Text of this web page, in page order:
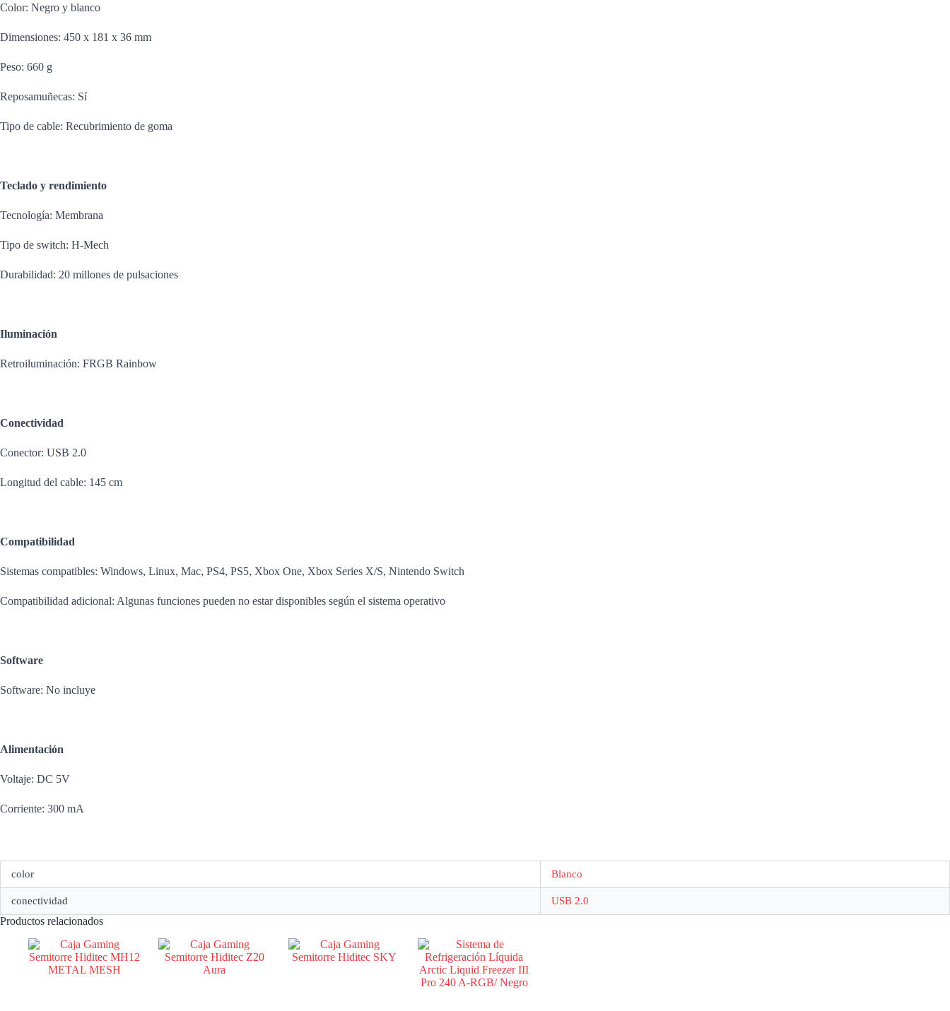
Color: Negro y blanco
Dimensiones: 450 x 181 x 36 mm
Peso: 660 g
Reposamuñecas: Sí
Tipo de cable: Recubrimiento de goma
Teclado y rendimiento
Tecnología: Membrana
Tipo de switch: H-Mech
Durabilidad: 20 millones de pulsaciones
Iluminación
Retroiluminación: FRGB Rainbow
Conectividad
Conector: USB 2.0
Longitud del cable: 145 cm
Compatibilidad
Sistemas compatibles: Windows, Linux, Mac, PS4, PS5, Xbox One, Xbox Series X/S, Nintendo Switch
Compatibilidad adicional: Algunas funciones pueden no estar disponibles según el sistema operativo
Software
Software: No incluye
Alimentación
Voltaje: DC 5V
Corriente: 300 mA
color Blanco
conectividad USB 2.0
Productos relacionados